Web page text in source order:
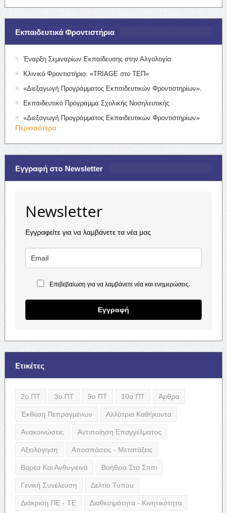
Εκπαιδευτικά Φροντιστήρια
Έναρξη Σεμιναρίων Εκπαίδευσης στην Αλγολογία
Κλινικό Φροντιστήριο: «TRIAGE στο ΤΕΠ»
«Διεξαγωγή Προγράμματος Εκπαιδευτικών Φροντιστηρίων».
Εκπαιδευτικό Πρόγραμμα Σχολικής Νοσηλευτικής
«Διεξαγωγή Προγράμματος Εκπαιδευτικών Φροντιστηρίων»
Περισσότερα
Εγγραφή στο Newsletter
Newsletter
Εγγραφείτε για να λαμβάνετε τα νέα μας
Επιβεβαίωση για να λαμβάνετε νέα και ενημερώσεις.
Εγγραφή
Ετικέτες
2ο ΠΤ 3ο ΠΤ 9ο ΠΤ 10ο ΠΤ Άρθρα
Έκθεση Πεπραγμένων Αλλότρια Καθήκοντα
Ανακοινώσεις Αντιποίηση Επαγγέλματος
Αξιολόγηση Αποσπάσεις - Μετατάξεις
Βαρέα Και Ανθυγιεινά Βοήθεια Στο Σπίτι
Γενική Συνέλευση Δελτίο Τύπου
Διάκριση ΠΕ - ΤΕ Διαθεσιμότητα - Κινητικότητα